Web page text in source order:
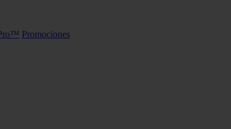
Promociones